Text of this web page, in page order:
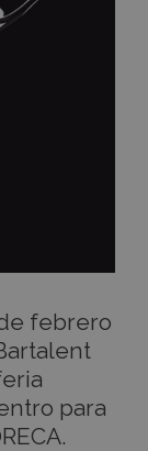
febrero
para